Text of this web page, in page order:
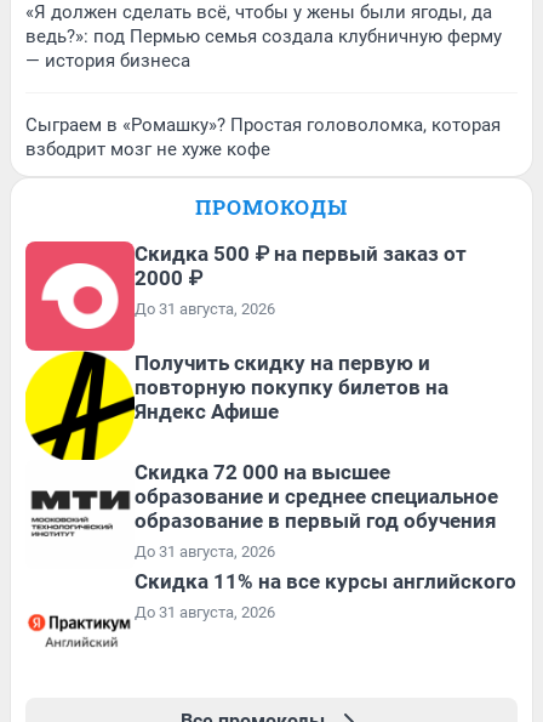
«Я должен сделать всё, чтобы у жены были ягоды, да
ведь?»: под Пермью семья создала клубничную ферму
— история бизнеса
Сыграем в «Ромашку»? Простая головоломка, которая
взбодрит мозг не хуже кофе
ПРОМОКОДЫ
Скидка 500 ₽ на первый заказ от
2000 ₽
До 31 августа, 2026
Получить скидку на первую и
повторную покупку билетов на
Яндекс Афише
Скидка 72 000 на высшее
образование и среднее специальное
образование в первый год обучения
До 31 августа, 2026
Скидка 11% на все курсы английского
До 31 августа, 2026